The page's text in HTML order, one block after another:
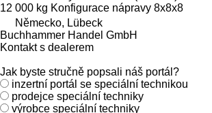
12 000 kg Konfigurace nápravy 8x8x8
Německo, Lübeck
Buchhammer Handel GmbH
Kontakt s dealerem
Jak byste stručně popsali náš portál?
inzertní portál se speciální technikou
prodejce speciální techniky
výrobce speciální techniky